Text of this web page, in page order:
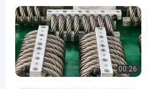
Damping
getaran
#
Damping
isolasi
00:26